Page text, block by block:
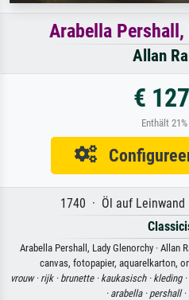
Arabella
Allan
€
Enthält
1740 · Öl auf
Arabella Pershall, Lady Glenorchy · Allan
canvas, fotopapier, aquarelkarton,
vrouw · rijk · brunette · kaukasisch · kleding ·
· arabella · pershall ·